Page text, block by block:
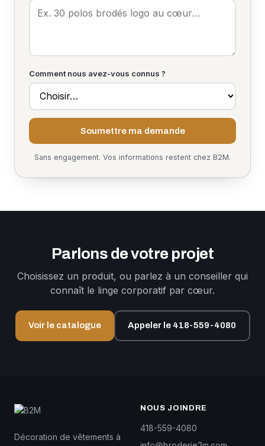
Comment nous avez-vous connus ?
Soumettre ma demande
Sans engagement. Vos informations restent chez B2M.
Parlons de votre projet
Choisissez un produit, ou parlez à un conseiller qui
connaît le linge corporatif par cœur.
Voir le catalogue Appeler le 418-559-4080
Décoration de vêtements à
NOUS JOINDRE
418-559-4080